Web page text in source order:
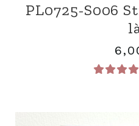
PL0725-S006